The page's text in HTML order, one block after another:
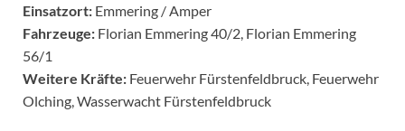
Einsatzort: Emmering / Amper
Fahrzeuge: Florian Emmering 40/2, Florian Emmering
56/1
Weitere Kräfte: Feuerwehr Fürstenfeldbruck, Feuerwehr
Olching, Wasserwacht Fürstenfeldbruck